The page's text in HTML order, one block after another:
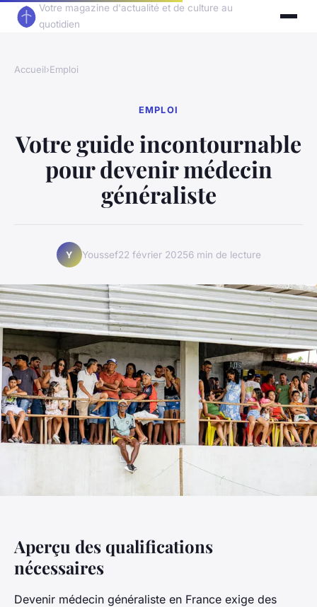
Votre magazine d'actualité et de culture au
quotidien
Accueil›Emploi
EMPLOI
Votre guide incontournable
pour devenir médecin
généraliste
Y Youssef22 février 20256 min de lecture
Aperçu des qualifications
nécessaires
Devenir médecin généraliste en France exige des